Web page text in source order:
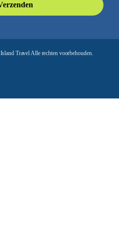
Travel Alle rechten voorbehouden.